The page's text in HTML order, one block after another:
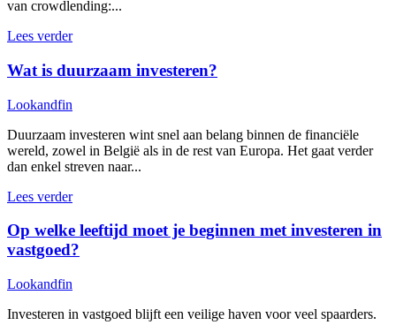
van crowdlending:...
Lees verder
Wat is duurzaam investeren?
Lookandfin
Duurzaam investeren wint snel aan belang binnen de financiële
wereld, zowel in België als in de rest van Europa. Het gaat verder
dan enkel streven naar...
Lees verder
Op welke leeftijd moet je beginnen met investeren in
vastgoed?
Lookandfin
Investeren in vastgoed blijft een veilige haven voor veel spaarders.